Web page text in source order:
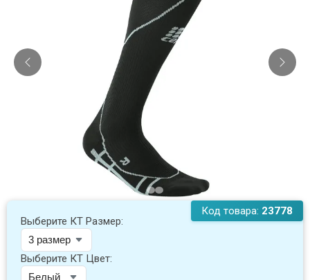
Код товара: 23778
Выберите КТ Размер:
Выберите КТ Цвет: